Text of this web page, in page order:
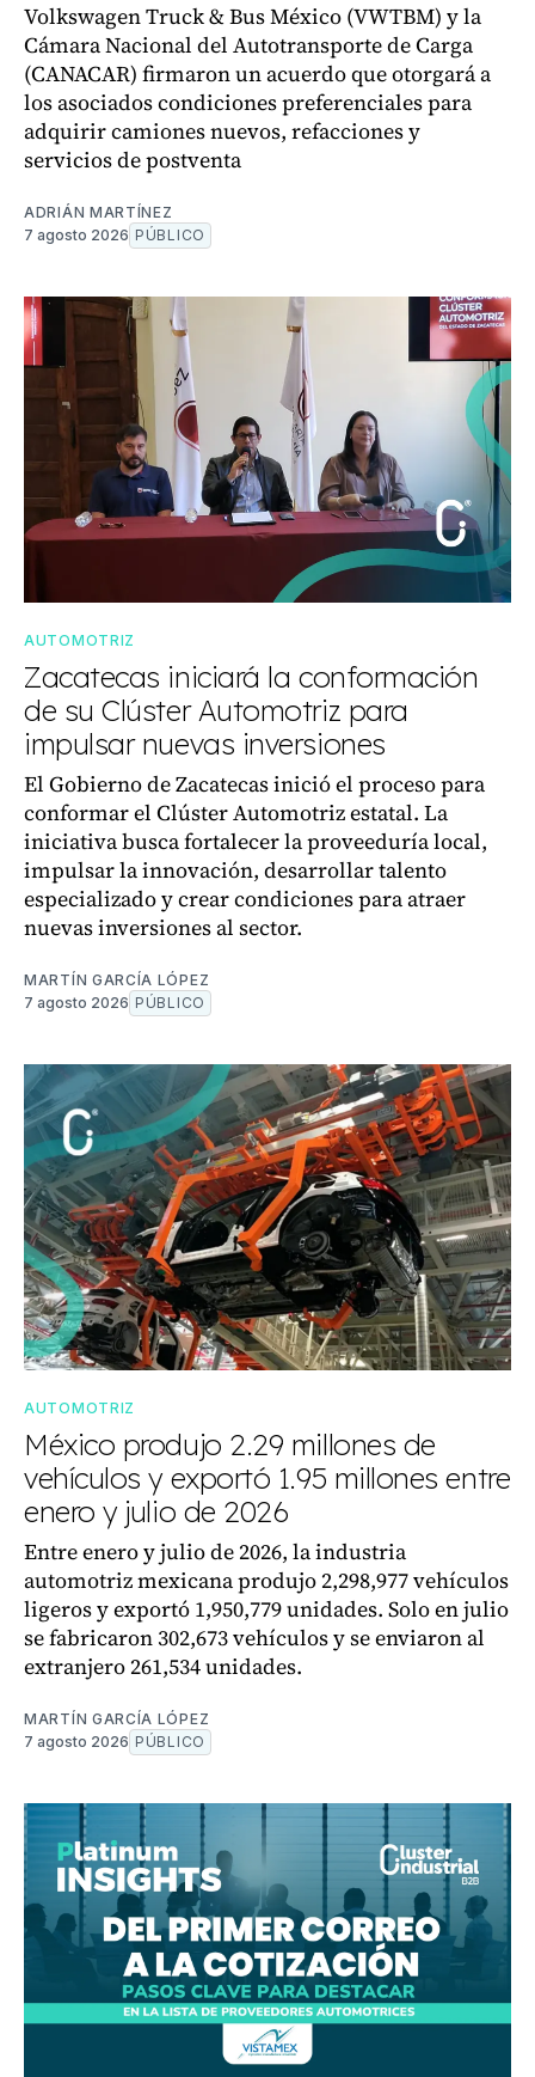
Volkswagen Truck & Bus México (VWTBM) y la
Cámara Nacional del Autotransporte de Carga
(CANACAR) firmaron un acuerdo que otorgará a
los asociados condiciones preferenciales para
adquirir camiones nuevos, refacciones y
servicios de postventa
ADRIÁN MARTÍNEZ
7 agosto 2026 PÚBLICO
AUTOMOTRIZ
Zacatecas iniciará la conformación
de su Clúster Automotriz para
impulsar nuevas inversiones
El Gobierno de Zacatecas inició el proceso para
conformar el Clúster Automotriz estatal. La
iniciativa busca fortalecer la proveeduría local,
impulsar la innovación, desarrollar talento
especializado y crear condiciones para atraer
nuevas inversiones al sector.
MARTÍN GARCÍA LÓPEZ
7 agosto 2026 PÚBLICO
AUTOMOTRIZ
México produjo 2.29 millones de
vehículos y exportó 1.95 millones entre
enero y julio de 2026
Entre enero y julio de 2026, la industria
automotriz mexicana produjo 2,298,977 vehículos
ligeros y exportó 1,950,779 unidades. Solo en julio
se fabricaron 302,673 vehículos y se enviaron al
extranjero 261,534 unidades.
MARTÍN GARCÍA LÓPEZ
7 agosto 2026 PÚBLICO